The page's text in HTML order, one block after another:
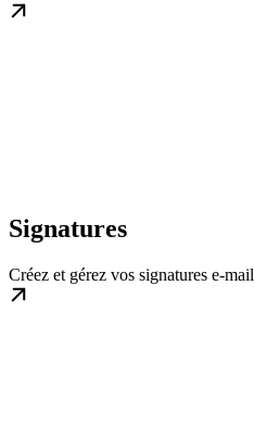
Signatures
Créez et gérez vos signatures e-mail